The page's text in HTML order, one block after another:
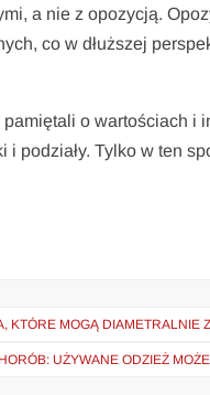
a nie z opozycją.
co w dłuższej
o wartościach i
podziały. Tylko w ten
MOGĄ DIAMETRALNIE
UŻYWANE ODZIEŻ